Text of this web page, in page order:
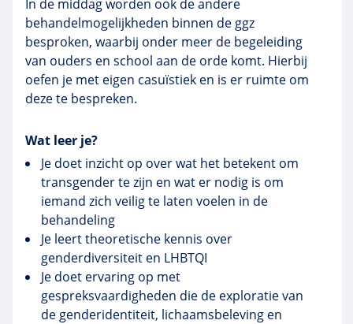
In de middag worden ook de andere
behandelmogelijkheden binnen de ggz
besproken, waarbij onder meer de begeleiding
van ouders en school aan de orde komt. Hierbij
oefen je met eigen casuïstiek en is er ruimte om
deze te bespreken.
Wat leer je?
Je doet inzicht op over wat het betekent om
transgender te zijn en wat er nodig is om
iemand zich veilig te laten voelen in de
behandeling
Je leert theoretische kennis over
genderdiversiteit en LHBTQI
Je doet ervaring op met
gespreksvaardigheden die de exploratie van
de genderidentiteit, lichaamsbeleving en